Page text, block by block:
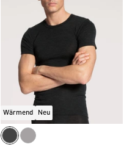
Wärmend Neu